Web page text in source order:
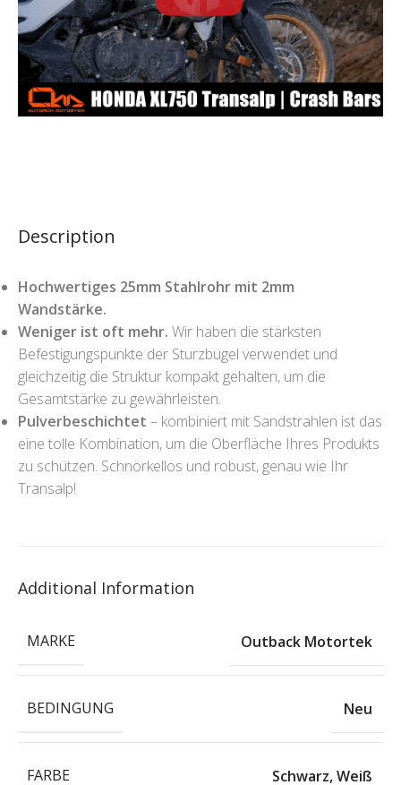
Description
Hochwertiges 25mm Stahlrohr mit 2mm
Wandstärke.
Weniger ist oft mehr. Wir haben die stärksten
Befestigungspunkte der Sturzbügel verwendet und
gleichzeitig die Struktur kompakt gehalten, um die
Gesamtstärke zu gewährleisten.
Pulverbeschichtet – kombiniert mit Sandstrahlen ist das
eine tolle Kombination, um die Oberfläche Ihres Produkts
zu schützen. Schnörkellos und robust, genau wie Ihr
Transalp!
Additional Information
MARKE Outback Motortek
BEDINGUNG Neu
FARBE Schwarz,Weiß